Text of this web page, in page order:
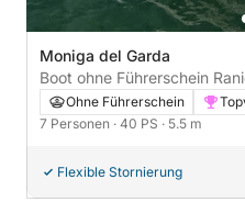
Moniga del Garda
Ohne Führerschein
7 Personen · 40 PS · 5.5 m
Flexible Stornierung